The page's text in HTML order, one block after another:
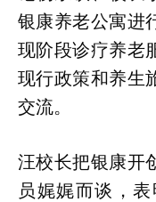
银康养老公寓进
现阶段诊疗养老
现行政策和养生
交流。
汪校长把银康开
员娓娓而谈，